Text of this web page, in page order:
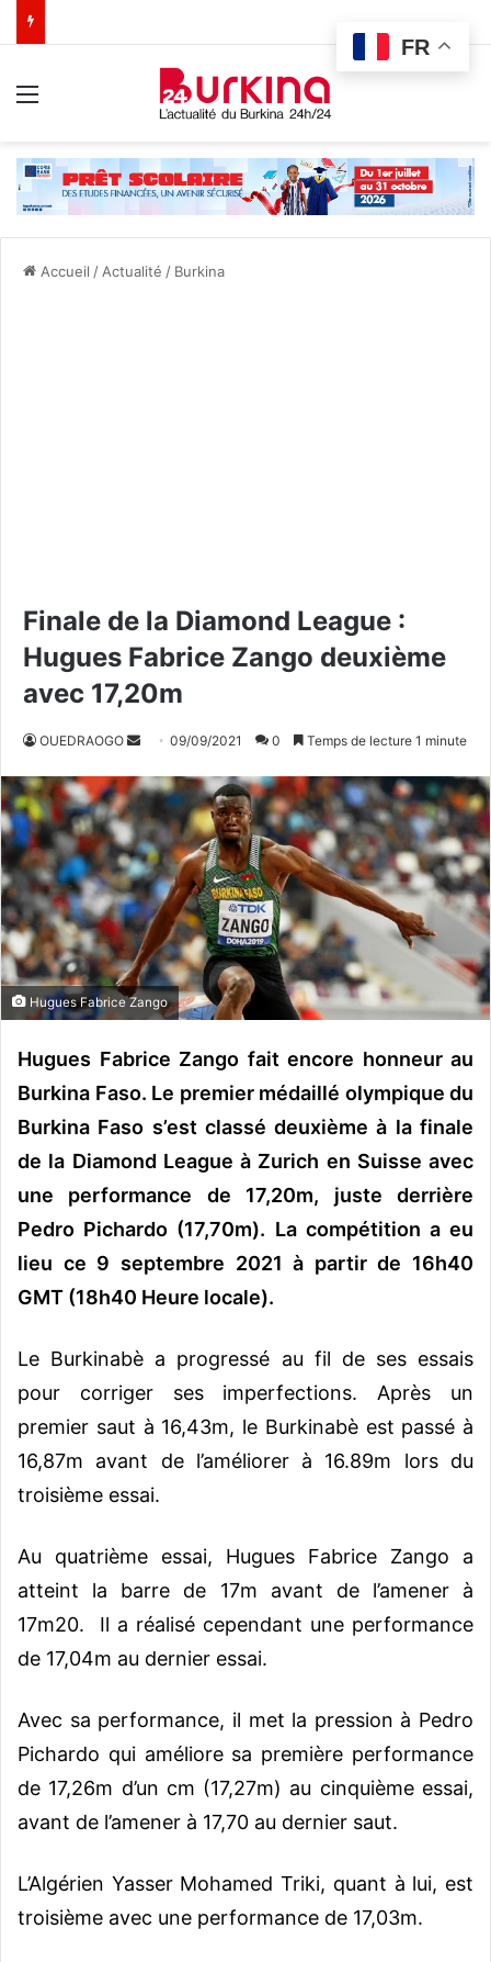
Accueil / Actualité / Burkina
Finale de la Diamond League :
Hugues Fabrice Zango deuxième
avec 17,20m
OUEDRAOGO
v
o
y
e
r
u
n
c
o
r
e
l
09/09/2021 0 Temps de lecture 1 minute
Hugues Fabrice Zango
Hugues Fabrice Zango fait encore honneur au
Burkina Faso. Le premier médaillé olympique du
Burkina Faso s’est classé deuxième à la finale
de la Diamond League à Zurich en Suisse avec
une performance de 17,20m, juste derrière
Pedro Pichardo (17,70m). La compétition a eu
lieu ce 9 septembre 2021 à partir de 16h40
GMT (18h40 Heure locale).
Le Burkinabè a progressé au fil de ses essais
pour corriger ses imperfections. Après un
premier saut à 16,43m, le Burkinabè est passé à
16,87m avant de l’améliorer à 16.89m lors du
troisième essai.
Au quatrième essai, Hugues Fabrice Zango a
atteint la barre de 17m avant de l’amener à
17m20. Il a réalisé cependant une performance
de 17,04m au dernier essai.
Avec sa performance, il met la pression à Pedro
Pichardo qui améliore sa première performance
de 17,26m d’un cm (17,27m) au cinquième essai,
avant de l’amener à 17,70 au dernier saut.
L’Algérien Yasser Mohamed Triki, quant à lui, est
troisième avec une performance de 17,03m.
FR